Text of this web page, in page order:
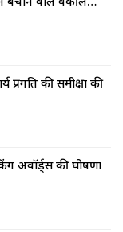
प्रगति की समीक्षा की
अवॉर्ड्स की घोषणा